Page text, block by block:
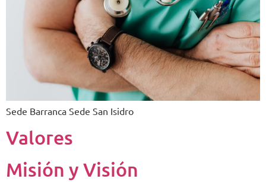
Sede Barranca Sede San Isidro
Valores
Misión y Visión